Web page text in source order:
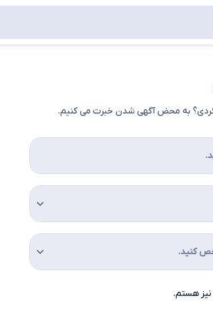
به محض آگهی شدن خبرت می کنیم.
هستم.